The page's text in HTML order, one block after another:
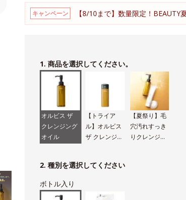
キャンペーン 【8/10まで】数量限定！BEAUTY
1. 商品を選択してください。
オルビス ザ
クレンジング
オイル
【トライア
ル】オルビス
ザ クレンジン
【夏祭り】毛
穴汚れすっき
りクレンジン
2. 種別を選択してください
ボトル入り